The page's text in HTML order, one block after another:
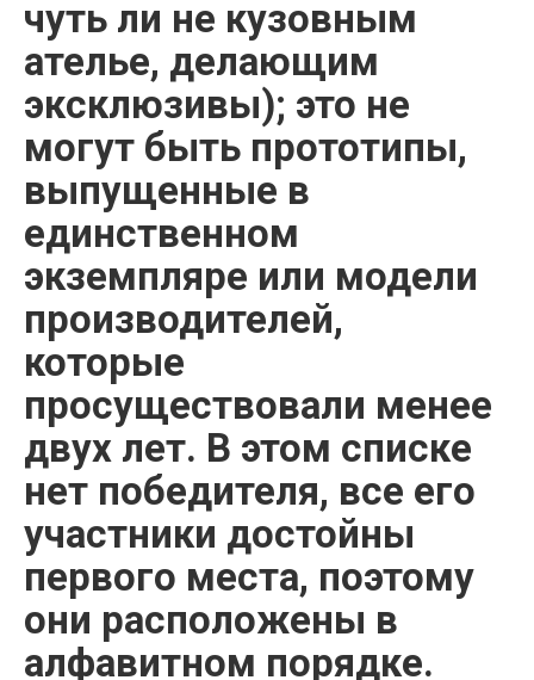
чуть ли не кузовным
ателье, делающим
эксклюзивы); это не
могут быть прототипы,
выпущенные в
единственном
экземпляре или модели
производителей,
которые
просуществовали менее
двух лет. В этом списке
нет победителя, все его
участники достойны
первого места, поэтому
они расположены в
алфавитном порядке.